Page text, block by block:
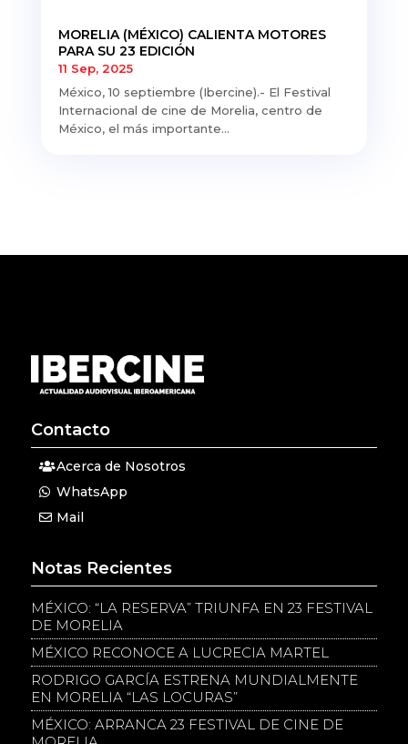
MORELIA (MÉXICO) CALIENTA MOTORES
PARA SU 23 EDICIÓN
11 Sep, 2025
México, 10 septiembre (Ibercine).- El Festival
Internacional de cine de Morelia, centro de
México, el más importante...
Contacto
Acerca de Nosotros
WhatsApp
Mail
Notas Recientes
MÉXICO: “LA RESERVA” TRIUNFA EN 23 FESTIVAL
DE MORELIA
MÉXICO RECONOCE A LUCRECIA MARTEL
RODRIGO GARCÍA ESTRENA MUNDIALMENTE
EN MORELIA “LAS LOCURAS”
MÉXICO: ARRANCA 23 FESTIVAL DE CINE DE